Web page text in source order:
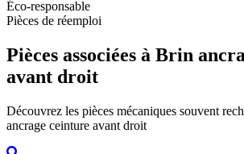
Éco-responsable
Pièces de réemploi
Pièces associées à Brin
avant droit
Découvrez les pièces mécaniques souvent
ancrage ceinture avant droit